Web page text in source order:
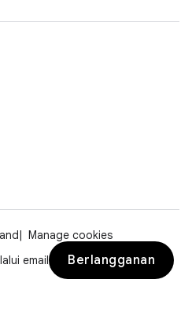
Manage cookies
email
Berlangganan